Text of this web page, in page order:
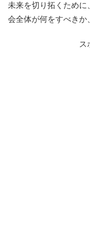
未来を切り拓くため
会全体が何をすべきか
ス